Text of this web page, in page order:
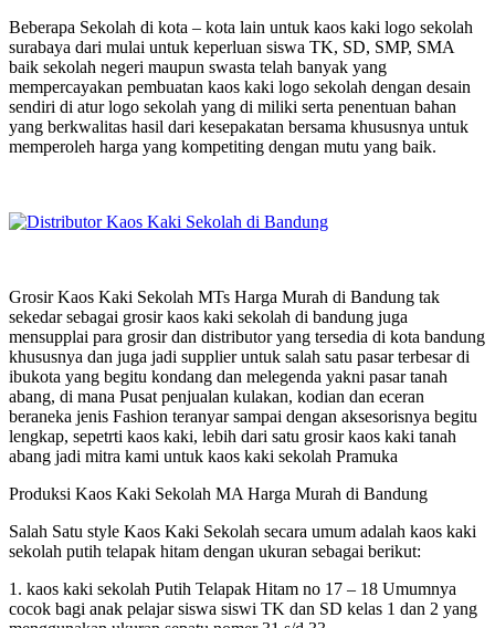
Beberapa Sekolah di kota – kota lain untuk kaos kaki logo sekolah
surabaya dari mulai untuk keperluan siswa TK, SD, SMP, SMA
baik sekolah negeri maupun swasta telah banyak yang
mempercayakan pembuatan kaos kaki logo sekolah dengan desain
sendiri di atur logo sekolah yang di miliki serta penentuan bahan
yang berkwalitas hasil dari kesepakatan bersama khususnya untuk
memperoleh harga yang kompetiting dengan mutu yang baik.
Grosir Kaos Kaki Sekolah MTs Harga Murah di Bandung tak
sekedar sebagai grosir kaos kaki sekolah di bandung juga
mensupplai para grosir dan distributor yang tersedia di kota bandung
khususnya dan juga jadi supplier untuk salah satu pasar terbesar di
ibukota yang begitu kondang dan melegenda yakni pasar tanah
abang, di mana Pusat penjualan kulakan, kodian dan eceran
beraneka jenis Fashion teranyar sampai dengan aksesorisnya begitu
lengkap, sepetrti kaos kaki, lebih dari satu grosir kaos kaki tanah
abang jadi mitra kami untuk kaos kaki sekolah Pramuka
Produksi Kaos Kaki Sekolah MA Harga Murah di Bandung
Salah Satu style Kaos Kaki Sekolah secara umum adalah kaos kaki
sekolah putih telapak hitam dengan ukuran sebagai berikut:
1. kaos kaki sekolah Putih Telapak Hitam no 17 – 18 Umumnya
cocok bagi anak pelajar siswa siswi TK dan SD kelas 1 dan 2 yang